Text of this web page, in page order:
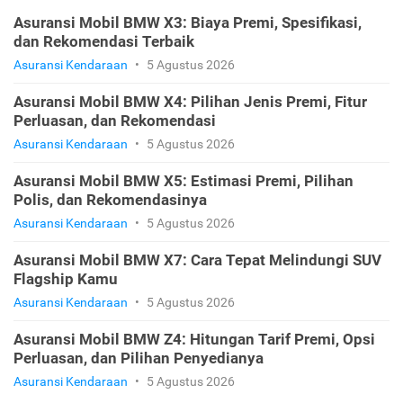
Asuransi Mobil BMW X3: Biaya Premi, Spesifikasi,
dan Rekomendasi Terbaik
Asuransi Kendaraan • 5 Agustus 2026
Asuransi Mobil BMW X4: Pilihan Jenis Premi, Fitur
Perluasan, dan Rekomendasi
Asuransi Kendaraan • 5 Agustus 2026
Asuransi Mobil BMW X5: Estimasi Premi, Pilihan
Polis, dan Rekomendasinya
Asuransi Kendaraan • 5 Agustus 2026
Asuransi Mobil BMW X7: Cara Tepat Melindungi SUV
Flagship Kamu
Asuransi Kendaraan • 5 Agustus 2026
Asuransi Mobil BMW Z4: Hitungan Tarif Premi, Opsi
Perluasan, dan Pilihan Penyedianya
Asuransi Kendaraan • 5 Agustus 2026